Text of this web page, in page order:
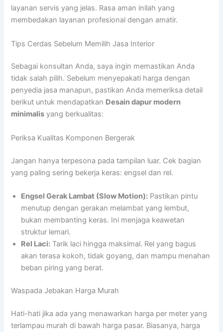
layanan servis yang jelas. Rasa aman inilah yang
membedakan layanan profesional dengan amatir.
Tips Cerdas Sebelum Memilih Jasa Interior
Sebagai konsultan Anda, saya ingin memastikan Anda
tidak salah pilih. Sebelum menyepakati harga dengan
penyedia jasa manapun, pastikan Anda memeriksa detail
berikut untuk mendapatkan Desain dapur modern
minimalis yang berkualitas:
Periksa Kualitas Komponen Bergerak
Jangan hanya terpesona pada tampilan luar. Cek bagian
yang paling sering bekerja keras: engsel dan rel.
Engsel Gerak Lambat (Slow Motion): Pastikan pintu
menutup dengan gerakan melambat yang lembut,
bukan membanting keras. Ini menjaga keawetan
struktur lemari.
Rel Laci: Tarik laci hingga maksimal. Rel yang bagus
akan terasa kokoh, tidak goyang, dan mampu menahan
beban piring yang berat.
Waspada Jebakan Harga Murah
Hati-hati jika ada yang menawarkan harga per meter yang
terlampau murah di bawah harga pasar. Biasanya, harga